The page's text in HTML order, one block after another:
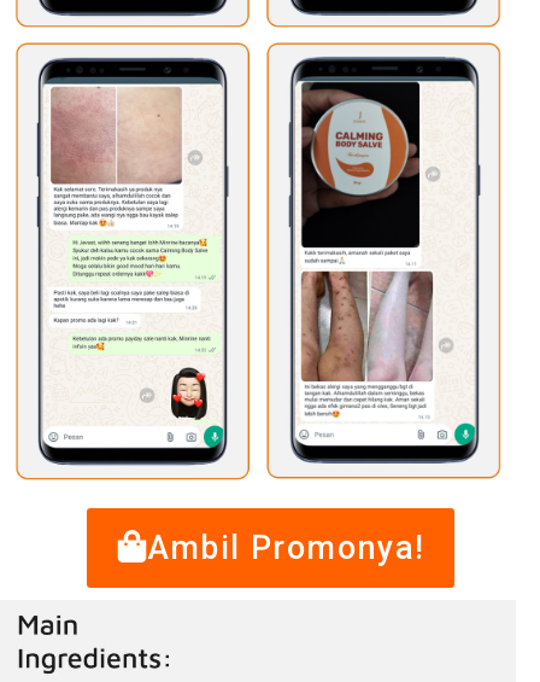
Ambil Promonya!